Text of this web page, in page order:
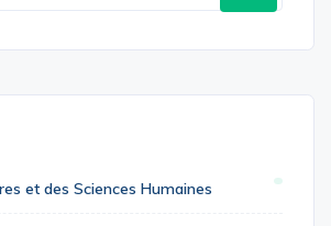
et des Sciences Humaines